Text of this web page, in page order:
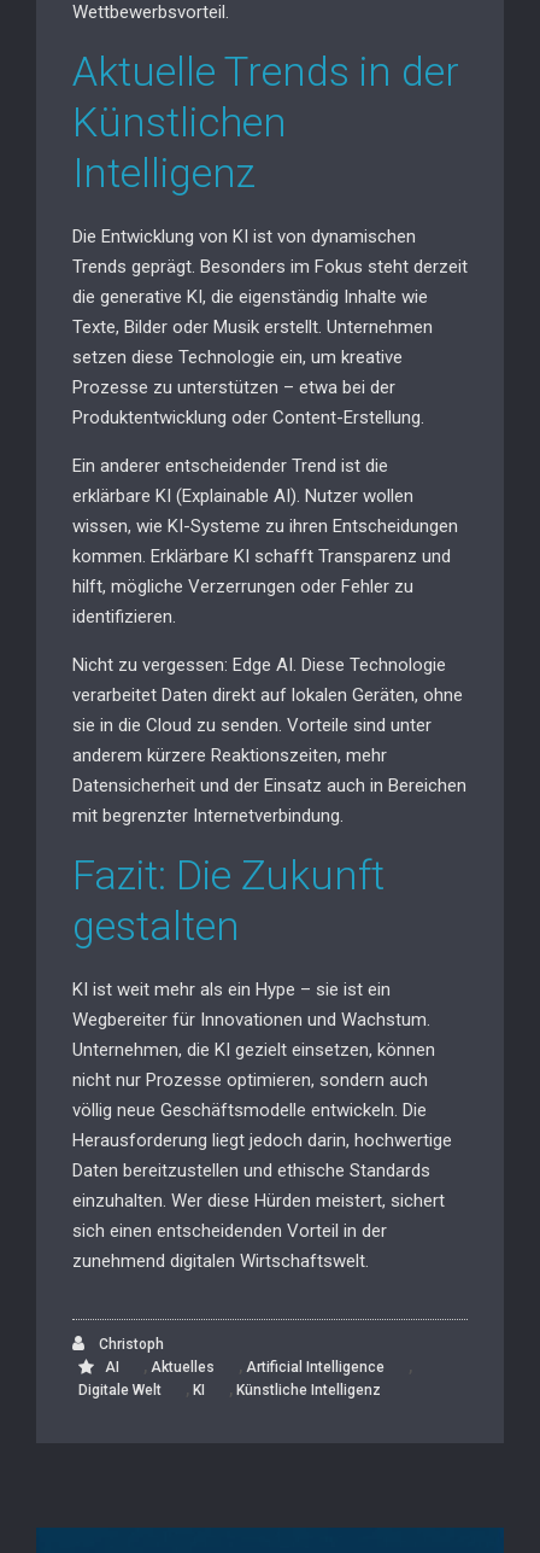
Wettbewerbsvorteil.
Aktuelle Trends in der
Künstlichen
Intelligenz
Die Entwicklung von KI ist von dynamischen
Trends geprägt. Besonders im Fokus steht derzeit
die generative KI, die eigenständig Inhalte wie
Texte, Bilder oder Musik erstellt. Unternehmen
setzen diese Technologie ein, um kreative
Prozesse zu unterstützen – etwa bei der
Produktentwicklung oder Content-Erstellung.
Ein anderer entscheidender Trend ist die
erklärbare KI (Explainable AI). Nutzer wollen
wissen, wie KI-Systeme zu ihren Entscheidungen
kommen. Erklärbare KI schafft Transparenz und
hilft, mögliche Verzerrungen oder Fehler zu
identifizieren.
Nicht zu vergessen: Edge AI. Diese Technologie
verarbeitet Daten direkt auf lokalen Geräten, ohne
sie in die Cloud zu senden. Vorteile sind unter
anderem kürzere Reaktionszeiten, mehr
Datensicherheit und der Einsatz auch in Bereichen
mit begrenzter Internetverbindung.
Fazit: Die Zukunft
gestalten
KI ist weit mehr als ein Hype – sie ist ein
Wegbereiter für Innovationen und Wachstum.
Unternehmen, die KI gezielt einsetzen, können
nicht nur Prozesse optimieren, sondern auch
völlig neue Geschäftsmodelle entwickeln. Die
Herausforderung liegt jedoch darin, hochwertige
Daten bereitzustellen und ethische Standards
einzuhalten. Wer diese Hürden meistert, sichert
sich einen entscheidenden Vorteil in der
zunehmend digitalen Wirtschaftswelt.
Christoph
AI
, Aktuelles , Artificial Intelligence ,
Digitale Welt , KI , Künstliche Intelligenz